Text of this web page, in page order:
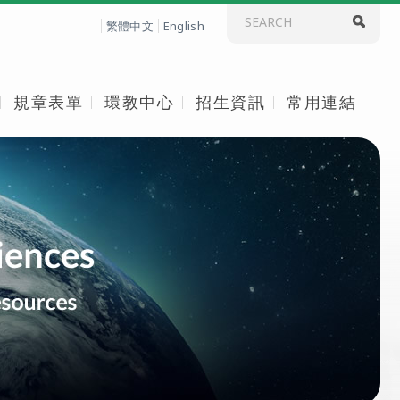
繁體中文 English
規章表單 環教中心 招生資訊 常用連結